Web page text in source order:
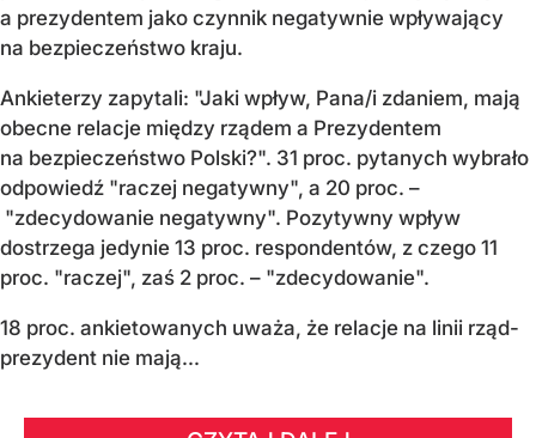
a prezydentem jako czynnik negatywnie wpływający
na bezpieczeństwo kraju.
Ankieterzy zapytali: "Jaki wpływ, Pana/i zdaniem, mają
obecne relacje między rządem a Prezydentem
na bezpieczeństwo Polski?". 31 proc. pytanych wybrało
odpowiedź "raczej negatywny", a 20 proc. –
"zdecydowanie negatywny". Pozytywny wpływ
dostrzega jedynie 13 proc. respondentów, z czego 11
proc. "raczej", zaś 2 proc. – "zdecydowanie".
18 proc. ankietowanych uważa, że relacje na linii rząd-
prezydent nie mają...